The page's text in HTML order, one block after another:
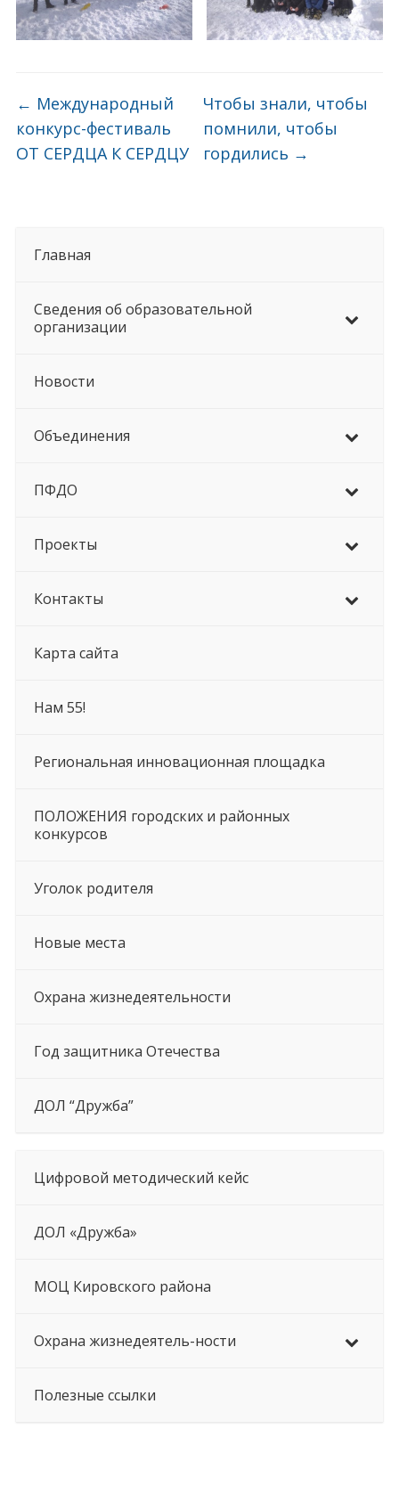
Главная
Сведения об образовательной
организации
Новости
Объединения
ПФДО
Проекты
Контакты
Карта сайта
Нам 55!
Региональная инновационная площадка
ПОЛОЖЕНИЯ городских и районных
конкурсов
Уголок родителя
Новые места
Охрана жизнедеятельности
Год защитника Отечества
ДОЛ “Дружба”
Цифровой методический кейс
ДОЛ «Дружба»
МОЦ Кировского района
Охрана жизнедеятель-ности
Полезные ссылки
← Международный
конкурс-фестиваль
ОТ СЕРДЦА К СЕРДЦУ
Чтобы знали, чтобы
помнили, чтобы
гордились →